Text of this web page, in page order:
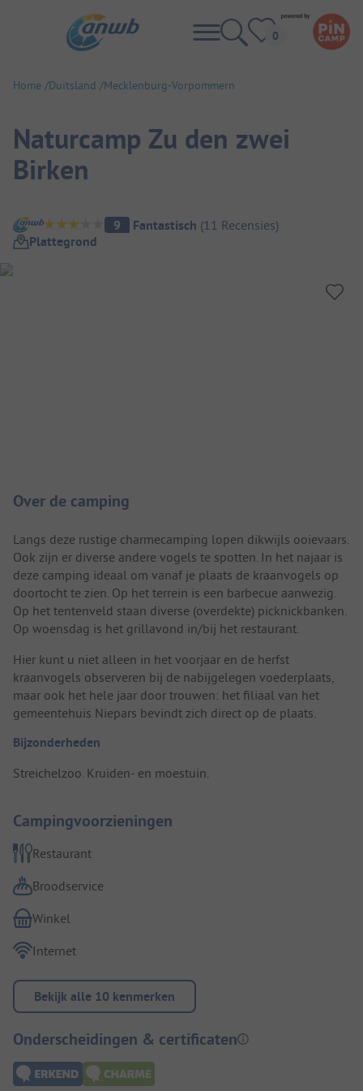
Home Duitsland Mecklenburg-Vorpommern
Naturcamp Zu den zwei
Birken
Camping overzicht
9 Fantastisch (11 Recensies)
Plattegrond
Over de camping
Langs deze rustige charmecamping lopen dikwijls ooievaars.
Ook zijn er diverse andere vogels te spotten. In het najaar is
deze camping ideaal om vanaf je plaats de kraanvogels op
doortocht te zien. Op het terrein is een barbecue aanwezig.
Op het tentenveld staan diverse (overdekte) picknickbanken.
Op woensdag is het grillavond in/bij het restaurant.
Hier kunt u niet alleen in het voorjaar en de herfst
kraanvogels observeren bij de nabijgelegen voederplaats,
maar ook het hele jaar door trouwen: het filiaal van het
gemeentehuis Niepars bevindt zich direct op de plaats.
Bijzonderheden
Streichelzoo. Kruiden- en moestuin.
Campingvoorzieningen
Restaurant
Broodservice
Winkel
Internet
Bekijk alle 10 kenmerken
Onderscheidingen & certificaten